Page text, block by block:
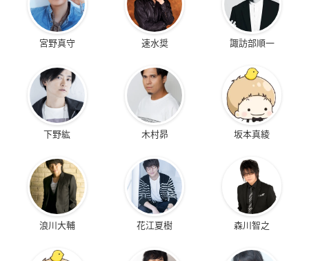
宮野真守 速水奨 諏訪部順一
下野紘 木村昴 坂本真綾
浪川大輔 花江夏樹 森川智之